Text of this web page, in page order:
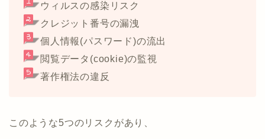
ウィルスの感染リスク
クレジット番号の漏洩
個人情報(パスワード)の流出
閲覧データ(cookie)の監視
著作権法の違反
このような5つのリスクがあり、